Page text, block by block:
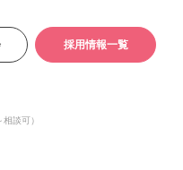
採用情報一覧
談可）